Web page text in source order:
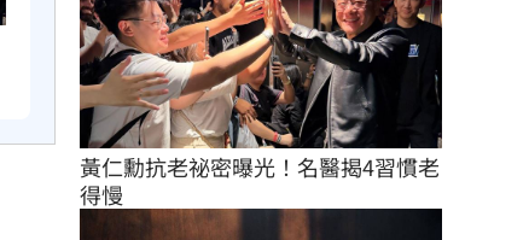
黃仁勳抗老祕密曝光！名醫揭4習慣老
得慢